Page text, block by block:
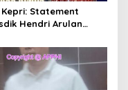
Kepri: Statement
Hendri Arulan